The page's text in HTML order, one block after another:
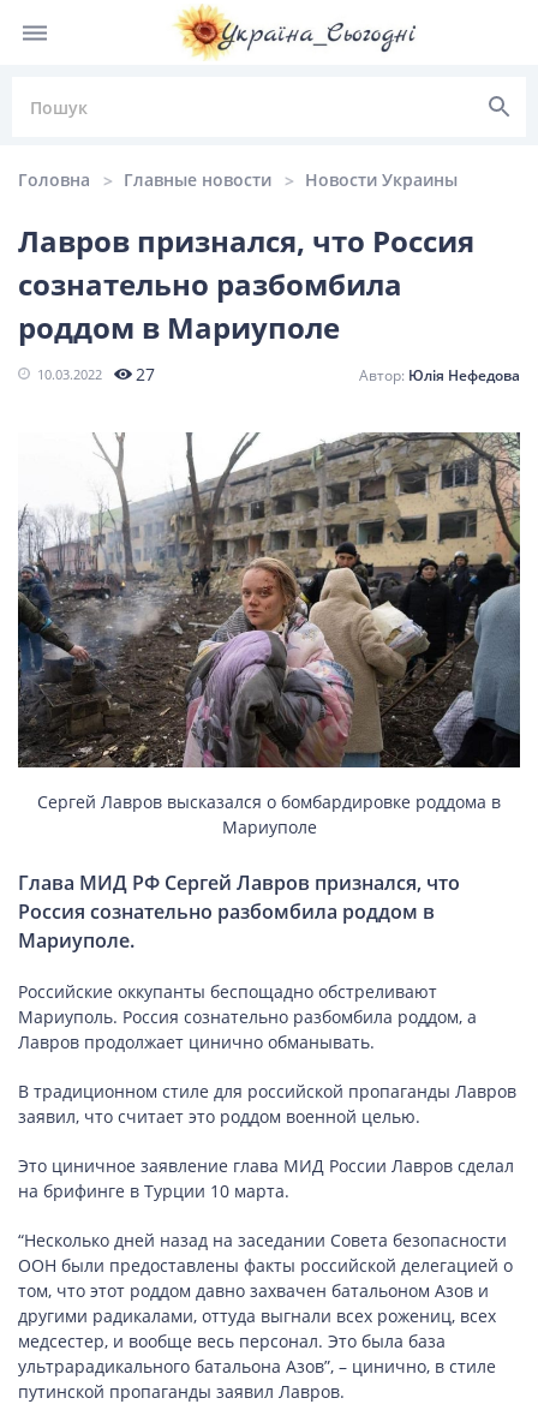
НОВИНИ УКРАЇНИ
Головні
новини
Політика
НОВИНИ СВІТУ
ВІЙСЬКОВІ НОВИНИ
НОВИНИ КУЛЬТУРИ
Літургійні
читання
Подорожі
Україною
ЗДОРОВ’Я
COVID-19
Головна Главные новости Новости Украины
Лавров признался, что Россия
сознательно разбомбила
роддом в Мариуполе
10.03.2022 27 Юлія Нефедова
Сергей Лавров высказался о бомбардировке роддома в
Мариуполе
Глава МИД РФ Сергей Лавров признался, что
Россия сознательно разбомбила роддом в
Мариуполе.
Российские оккупанты беспощадно обстреливают
Мариуполь. Россия сознательно разбомбила роддом, а
Лавров продолжает цинично обманывать.
В традиционном стиле для российской пропаганды Лавров
заявил, что считает это роддом военной целью.
Это циничное заявление глава МИД России Лавров сделал
на брифинге в Турции 10 марта.
“Несколько дней назад на заседании Совета безопасности
ООН были предоставлены факты российской делегацией о
том, что этот роддом давно захвачен батальоном Азов и
другими радикалами, оттуда выгнали всех рожениц, всех
медсестер, и вообще весь персонал. Это была база
ультрарадикального батальона Азов”, – цинично, в стиле
путинской пропаганды заявил Лавров.